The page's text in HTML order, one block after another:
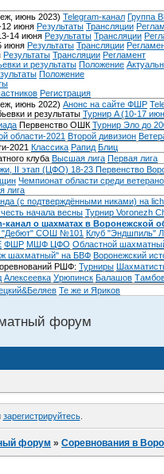
июнь 2023) Telegram-канал Группа
12 июня Результаты Трансляции
14 июня Результаты Трансляции
июня Результаты Трансляции
Результаты Трансляции Регламент
и результаты Положение
Положение
Регистрация
июнь 2022) Анонс на сайте ФШР
и результаты Турнир A (10-17
Первенство ОШК Турнир Эло до
области-2021 Второй дивизион
2021 Классика Рапид Блиц
клуба Высшая лига Первая лига
II этап (ЦФО) 18-23 Первенство
Чемпионат области среди
лига
(с подтверждёнными никами) на
начала весны Турнир Voronezh
канал о шахматах в Воронежской
"Дебют" СОШ №101 Клуб "Эндшпиль"
ФШР МШФ ЦФО Областной
шахматный" на БВФ Воронежский
РШФ: Турниры
Алексеевка Урюпинск Балашов
Те же и Яриков
форум
зарегистрируйтесь.
форум »Соревнования в